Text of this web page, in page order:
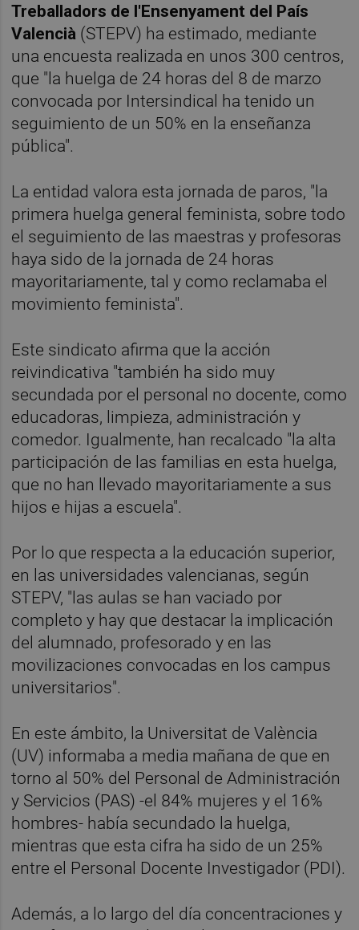
Treballadors de l'Ensenyament del País
Valencià (STEPV) ha estimado, mediante
una encuesta realizada en unos 300 centros,
que "la huelga de 24 horas del 8 de marzo
convocada por Intersindical ha tenido un
seguimiento de un 50% en la enseñanza
pública".
La entidad valora esta jornada de paros, "la
primera huelga general feminista, sobre todo
el seguimiento de las maestras y profesoras
haya sido de la jornada de 24 horas
mayoritariamente, tal y como reclamaba el
movimiento feminista".
Este sindicato afirma que la acción
reivindicativa "también ha sido muy
secundada por el personal no docente, como
educadoras, limpieza, administración y
comedor. Igualmente, han recalcado "la alta
participación de las familias en esta huelga,
que no han llevado mayoritariamente a sus
hijos e hijas a escuela".
Por lo que respecta a la educación superior,
en las universidades valencianas, según
STEPV, "las aulas se han vaciado por
completo y hay que destacar la implicación
del alumnado, profesorado y en las
movilizaciones convocadas en los campus
universitarios".
En este ámbito, la Universitat de València
(UV) informaba a media mañana de que en
torno al 50% del Personal de Administración
y Servicios (PAS) -el 84% mujeres y el 16%
hombres- había secundado la huelga,
mientras que esta cifra ha sido de un 25%
entre el Personal Docente Investigador (PDI).
Además, a lo largo del día concentraciones y